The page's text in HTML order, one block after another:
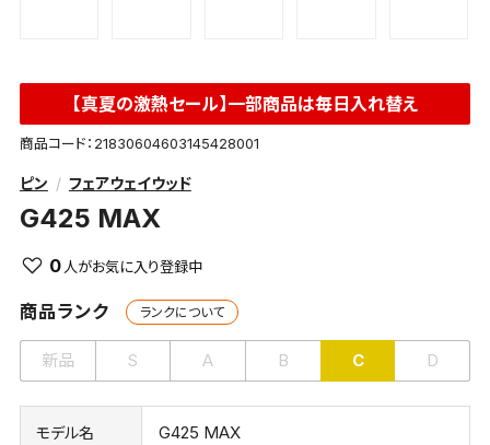
【真夏の激熱セール】一部商品は毎日入れ替え
商品コード：21830604603145428001
ピン フェアウェイウッド
G425 MAX
0
商品ランク ランクについて
新品 S A B C D
モデル名 G425 MAX